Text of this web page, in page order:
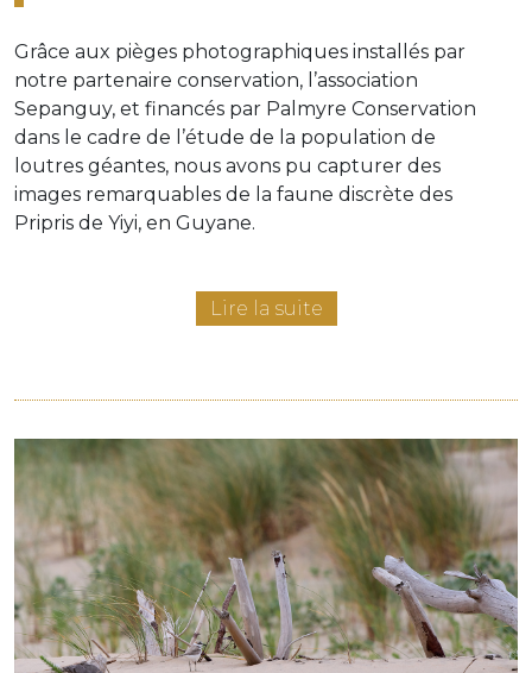
Grâce aux pièges photographiques installés par
notre partenaire conservation, l’association
Sepanguy, et financés par Palmyre Conservation
dans le cadre de l’étude de la population de
loutres géantes, nous avons pu capturer des
images remarquables de la faune discrète des
Pripris de Yiyi, en Guyane.
Lire la suite